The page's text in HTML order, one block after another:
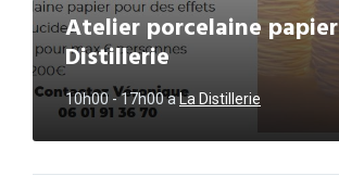
Atelier porcelaine papier
Distillerie
10h00 - 17h00aLa Distillerie